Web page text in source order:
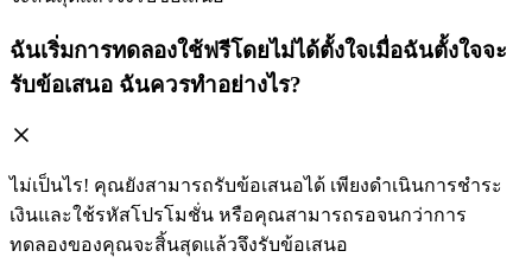
ฉันเริ่มการทดลองใช้ฟรีโดยไม่ได้ตั้งใจเมื่อฉันตั้งใจจะ
รับข้อเสนอ ฉันควรทำอย่างไร?
ไม่เป็นไร! คุณยังสามารถรับข้อเสนอได้ เพียงดำเนินการชำระ
เงินและใช้รหัสโปรโมชั่น หรือคุณสามารถรอจนกว่าการ
ทดลองของคุณจะสิ้นสุดแล้วจึงรับข้อเสนอ